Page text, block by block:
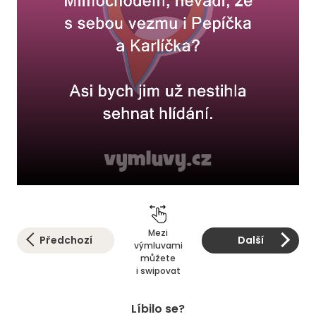
Předchozí
Mezi
výmluvami
můžete
i swipovat
Další
Líbilo se?